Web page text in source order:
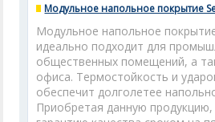
Модульное напольное покрытие
Модульное напольное
идеально подходит для
общественных помещений, а
офиса. Термостойкость и
обеспечит долголетее
Приобретая данную